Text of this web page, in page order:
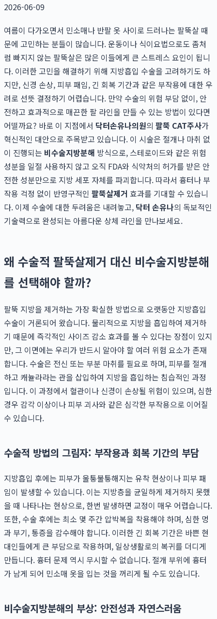
2026-06-09
여름이 다가오면서 민소매나 반팔 옷 사이로 드러나는 팔뚝살 때
문에 고민하는 분들이 많습니다. 운동이나 식이요법으로도 좀처
럼 빠지지 않는 팔뚝살은 많은 이들에게 큰 스트레스 요인이 됩니
다. 이러한 고민을 해결하기 위해 지방흡입 수술을 고려하기도 하
지만, 신경 손상, 피부 패임, 긴 회복 기간과 같은 부작용에 대한 우
려로 선뜻 결정하기 어렵습니다. 만약 수술의 위험 부담 없이, 안
전하고 효과적으로 매끈한 팔 라인을 만들 수 있는 방법이 있다면
어떨까요? 바로 이 지점에서 닥터손유나의원의 팔뚝 CAT주사가
혁신적인 대안으로 주목받고 있습니다. 이 시술은 절개나 마취 없
이 진행되는 비수술지방분해 방식으로, 스테로이드와 같은 위험
성분을 일절 사용하지 않고 오직 FDA와 식약처의 허가를 받은 안
전한 성분만으로 지방 세포 자체를 파괴합니다. 따라서 흉터나 부
작용 걱정 없이 반영구적인 팔뚝살제거 효과를 기대할 수 있습니
다. 이제 수술에 대한 두려움은 내려놓고, 닥터 손유나의 독보적인
기술력으로 완성되는 아름다운 상체 라인을 만나보세요.
왜 수술적 팔뚝살제거 대신 비수술지방분해
를 선택해야 할까?
팔뚝 지방을 제거하는 가장 확실한 방법으로 오랫동안 지방흡입
수술이 거론되어 왔습니다. 물리적으로 지방을 흡입하여 제거하
기 때문에 즉각적인 사이즈 감소 효과를 볼 수 있다는 장점이 있지
만, 그 이면에는 우리가 반드시 알아야 할 여러 위험 요소가 존재
합니다. 수술은 전신 또는 부분 마취를 필요로 하며, 피부를 절개
하고 캐뉼라라는 관을 삽입하여 지방을 흡입하는 침습적인 과정
입니다. 이 과정에서 혈관이나 신경이 손상될 위험이 있으며, 심한
경우 감각 이상이나 피부 괴사와 같은 심각한 부작용으로 이어질
수 있습니다.
수술적 방법의 그림자: 부작용과 회복 기간의 부담
지방흡입 후에는 피부가 울퉁불퉁해지는 유착 현상이나 피부 패
임이 발생할 수 있습니다. 이는 지방층을 균일하게 제거하지 못했
을 때 나타나는 현상으로, 한번 발생하면 교정이 매우 어렵습니다.
또한, 수술 후에는 최소 몇 주간 압박복을 착용해야 하며, 심한 멍
과 부기, 통증을 감수해야 합니다. 이러한 긴 회복 기간은 바쁜 현
대인들에게 큰 부담으로 작용하며, 일상생활로의 복귀를 더디게
만듭니다. 흉터 문제 역시 무시할 수 없습니다. 절개 부위에 흉터
가 남게 되어 민소매 옷을 입는 것을 꺼리게 될 수도 있습니다.
비수술지방분해의 부상: 안전성과 자연스러움